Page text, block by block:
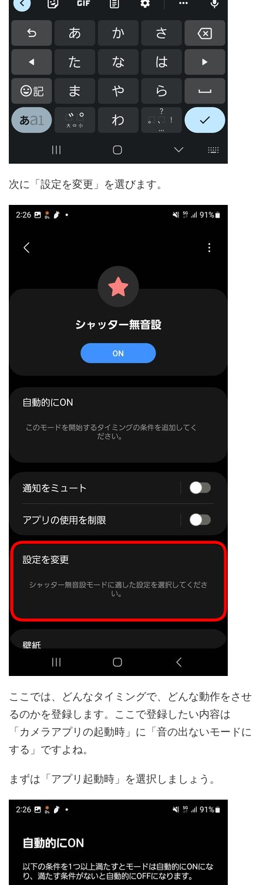
次に「設定を変更」を選びます。
ここでは、どんなタイミングで、どんな動作をさせ
るのかを登録します。ここで登録したい内容は
「カメラアプリの起動時」に「音の出ないモードに
する」ですよね。
まずは「アプリ起動時」を選択しましょう。